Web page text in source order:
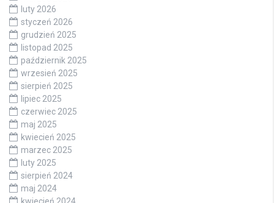
luty 2026
styczeń 2026
grudzień 2025
listopad 2025
październik 2025
wrzesień 2025
sierpień 2025
lipiec 2025
czerwiec 2025
maj 2025
kwiecień 2025
marzec 2025
luty 2025
sierpień 2024
maj 2024
kwiecień 2024